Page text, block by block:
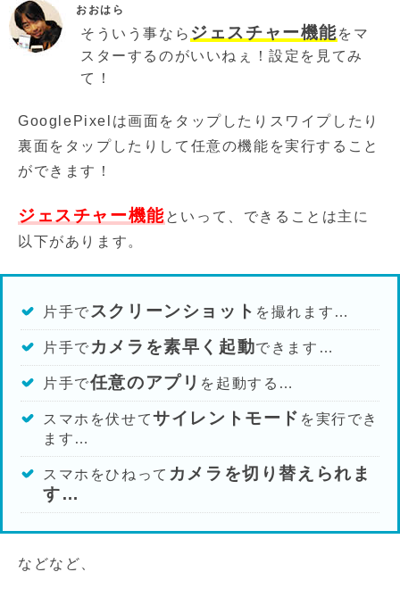
おおはら
そういう事なら ジェスチャー機能をマ
スターするのがいいねぇ！設定を見てみ
て！
GooglePixelは画面をタップしたりスワイプしたり
裏面をタップしたりして任意の機能を実行すること
ができます！
ジェスチャー機能といって、できることは主に
以下があります。
片手で スクリーンショット を撮れます…
片手で カメラを素早く起動できます…
片手で任意のアプリ を起動する…
スマホを伏せてサイレントモード を実行でき
ます…
スマホをひねって カメラを切り替えられま
す…
などなど、